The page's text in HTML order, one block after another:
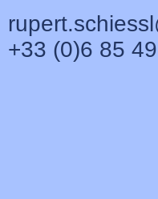
+33 (0)6 85